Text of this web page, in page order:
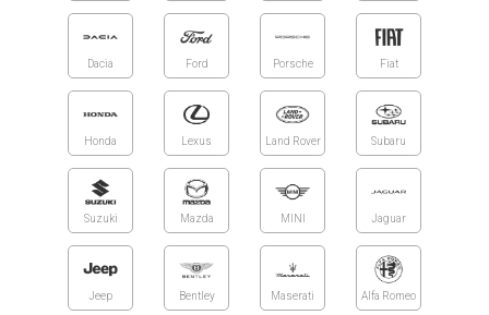
Dacia Ford Porsche Fiat
Honda Lexus Land Rover Subaru
Suzuki Mazda MINI Jaguar
Jeep Bentley Maserati Alfa Romeo